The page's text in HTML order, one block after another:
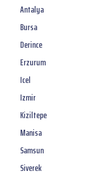
Antalya
Bursa
Derince
Erzurum
Icel
Izmir
Kiziltepe
Manisa
Samsun
Siverek